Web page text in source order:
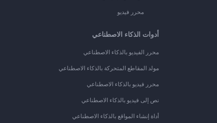
محرر فيديو
أدوات الذكاء الاصطناعي
محرر الفيديو بالذكاء الاصطناعي
مولد المقاطع المتحركة بالذكاء الاصطناعي
محرر فيديو بالذكاء الاصطناعي
نص إلى فيديو بالذكاء الاصطناعي
أداة إنشاء المواقع بالذكاء الاصطناعي